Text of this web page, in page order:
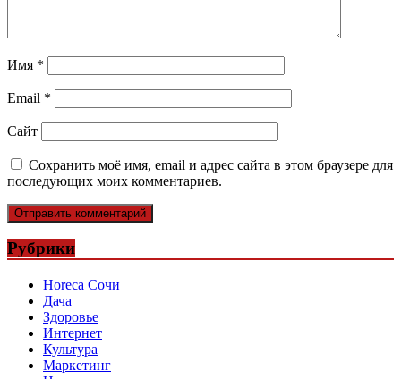
Имя *
Email *
Сайт
Сохранить моё имя, email и адрес сайта в этом браузере для
последующих моих комментариев.
Рубрики
Horeca Сочи
Дача
Здоровье
Интернет
Культура
Маркетинг